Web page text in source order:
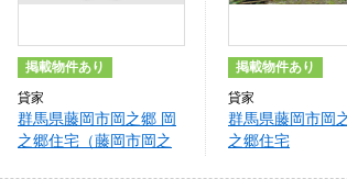
掲載物件あり
貸家
群馬県藤岡市岡之郷 岡
之郷住宅（藤岡市岡之
掲載物件あり
貸家
群馬県藤岡市岡
之郷住宅